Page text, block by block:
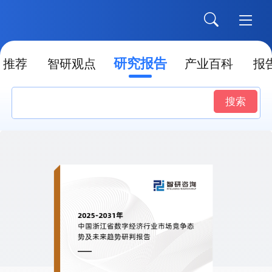
推荐 智研观点 研究报告 产业百科 报
搜索